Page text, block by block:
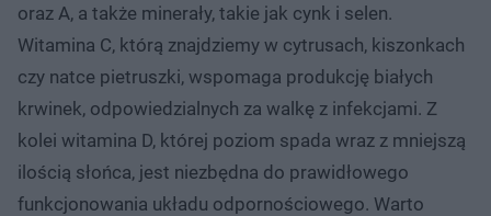
oraz A, a także minerały, takie jak cynk i selen.
Witamina C, którą znajdziemy w cytrusach, kiszonkach
czy natce pietruszki, wspomaga produkcję białych
krwinek, odpowiedzialnych za walkę z infekcjami. Z
kolei witamina D, której poziom spada wraz z mniejszą
ilością słońca, jest niezbędna do prawidłowego
funkcjonowania układu odpornościowego. Warto